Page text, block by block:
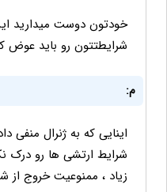
خودتون دوست میدارید
شرایطتتون رو باید عوض
م:
اینایی که به ژنرال
شرایط ارتشی ها رو درک
زیاد ، ممنوعیت خروج از